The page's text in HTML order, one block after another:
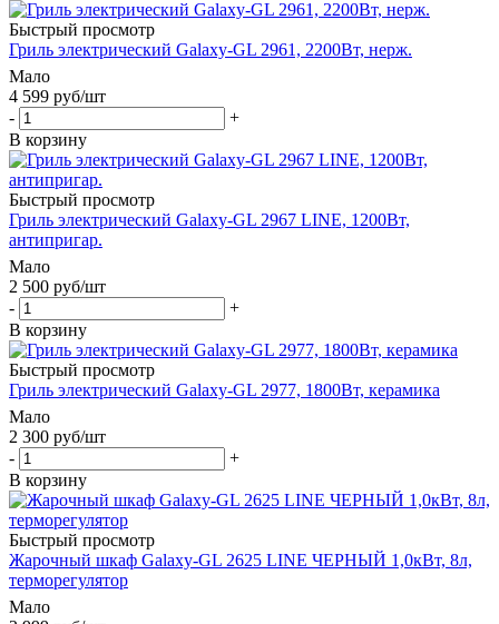
Быстрый просмотр
Гриль электрический Galaxy-GL 2961, 2200Вт, нерж.
Мало
4 599 руб/шт
-
+
В корзину
Быстрый просмотр
Гриль электрический Galaxy-GL 2967 LINE, 1200Вт,
антипригар.
Мало
2 500 руб/шт
-
+
В корзину
Быстрый просмотр
Гриль электрический Galaxy-GL 2977, 1800Вт, керамика
Мало
2 300 руб/шт
-
+
В корзину
Быстрый просмотр
Жарочный шкаф Galaxy-GL 2625 LINE ЧЕРНЫЙ 1,0кВт, 8л,
терморегулятор
Мало